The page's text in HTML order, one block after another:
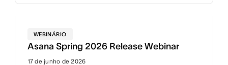
WEBINÁRIO
Asana Spring 2026 Release Webinar
17 de junho de 2026